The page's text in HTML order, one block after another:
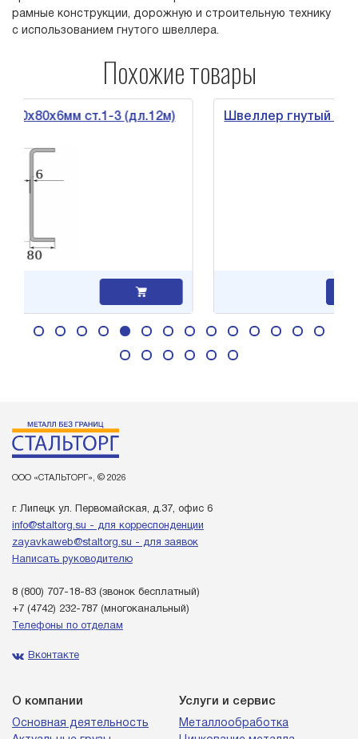
рамные конструкции, дорожную и строительную технику
с использованием гнутого швеллера.
Похожие товары
ст.1-3 (дл.12м) Швеллер гнутый
ООО «СТАЛЬТОРГ», © 2026
г. Липецк ул. Первомайская, д.37, офис 6
info@staltorg.su - для корреспонденции
zayavkaweb@staltorg.su - для заявок
Написать руководителю
8 (800) 707-18-83 (звонок бесплатный)
+7 (4742) 232-787 (многоканальный)
Телефоны по отделам
Вконтакте
О компании
Основная деятельность
Услуги и сервис
Металлообработка